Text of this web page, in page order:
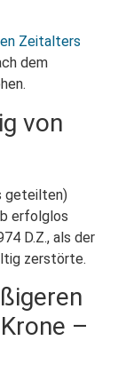
Zeitalters
dem
von
geteilten)
erfolglos
D.Z., als der
zerstörte.
–